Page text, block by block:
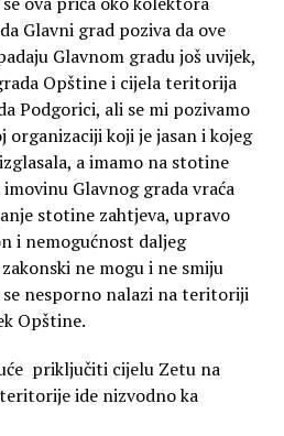
Glavni grad poziva da ove
Glavnom gradu još uvijek,
Opštine i cijela teritorija
Podgorici, ali se mi pozivamo
koji je jasan i kojeg
a imamo na stotine
Glavnog grada vraća
stotine zahtjeva, upravo
i nemogućnost daljeg
ne mogu i ne smiju
nesporno nalazi na teritoriji
Opštine.
priključiti cijelu Zetu na
ide nizvodno ka